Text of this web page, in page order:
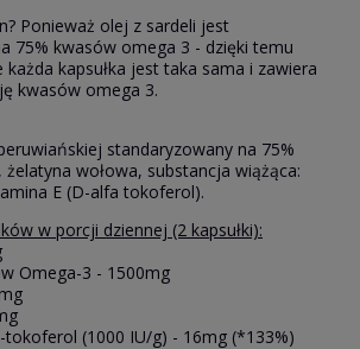
Ponieważ olej z sardeli jest
75% kwasów omega 3 - dzięki temu
kapsułka jest taka sama i zawiera
kwasów omega 3.
standaryzowany na 75%
wołowa, substancja wiążąca:
E (D-alfa tokoferol).
w porcji dziennej (2 kapsułki):
Omega-3 - 1500mg
tokoferol (1000 IU/g) - 16mg (*133%)